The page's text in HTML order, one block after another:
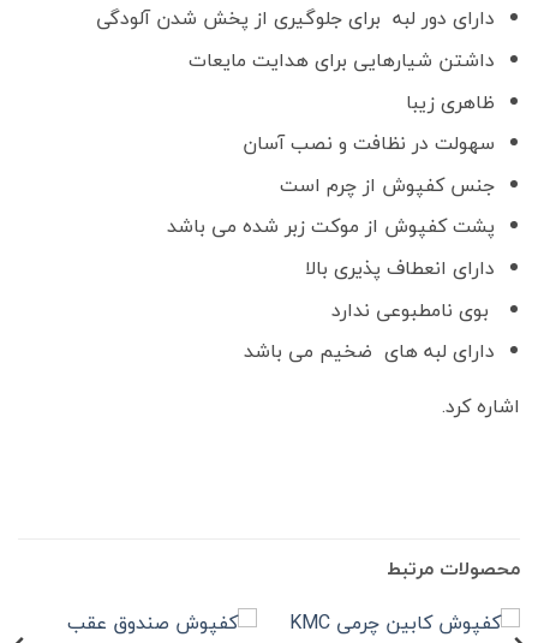
دارای دور لبه برای جلوگیری از پخش شدن آلودگی
داشتن شیار‌هایی برای هدایت مایعات
ظاهری زیبا
سهولت در نظافت و نصب آسان
جنس کفپوش از چرم است
پشت کفپوش از موکت زبر شده می باشد
دارای انعطاف پذیری بالا
بوی نامطبوعی ندارد
دارای لبه های ضخیم می باشد
اشاره کرد.
محصولات مرتبط